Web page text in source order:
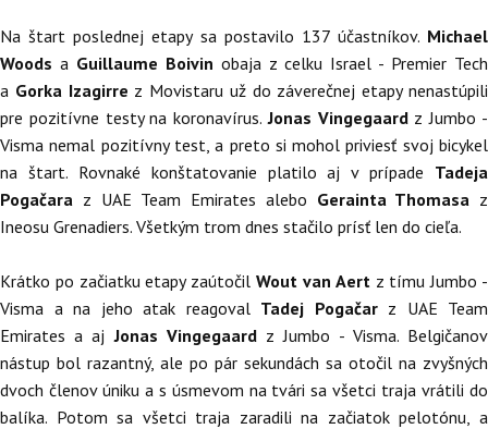
Na štart poslednej etapy sa postavilo 137 účastníkov. Michael
Woods a Guillaume Boivin obaja z celku Israel - Premier Tech
a Gorka Izagirre z Movistaru už do záverečnej etapy nenastúpili
pre pozitívne testy na koronavírus.Jonas Vingegaardz Jumbo -
Visma nemal pozitívny test, a preto si mohol priviesť svoj bicykel
na štart. Rovnaké konštatovanie platilo aj v prípade Tadeja
Pogačara z UAE Team Emirates alebo Gerainta Thomasa z
Ineosu Grenadiers. Všetkým trom dnes stačilo prísť len do cieľa.
Krátko po začiatku etapy zaútočilWout van Aert z tímu Jumbo -
Visma a na jeho atak reagoval Tadej Pogačarz UAE Team
Emirates a ajJonas Vingegaard z Jumbo - Visma. Belgičanov
nástup bol razantný, ale po pár sekundách sa otočil na zvyšných
dvoch členov úniku a s úsmevom na tvári sa všetci traja vrátili do
balíka. Potom sa všetci traja zaradili na začiatok pelotónu, a